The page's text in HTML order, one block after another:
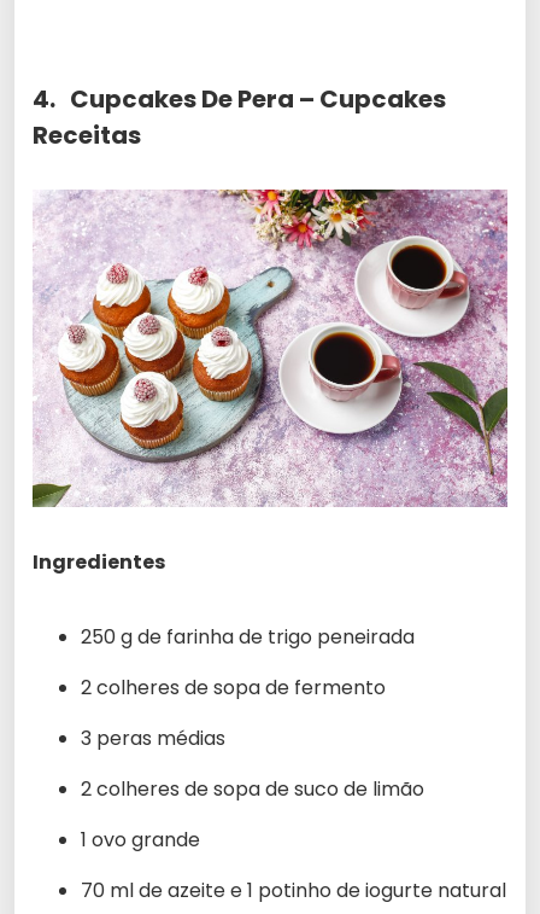
4. Cupcakes De Pera – Cupcakes
Receitas
Ingredientes
250 g de farinha de trigo peneirada
2 colheres de sopa de fermento
3 peras médias
2 colheres de sopa de suco de limão
1 ovo grande
70 ml de azeite e 1 potinho de iogurte natural